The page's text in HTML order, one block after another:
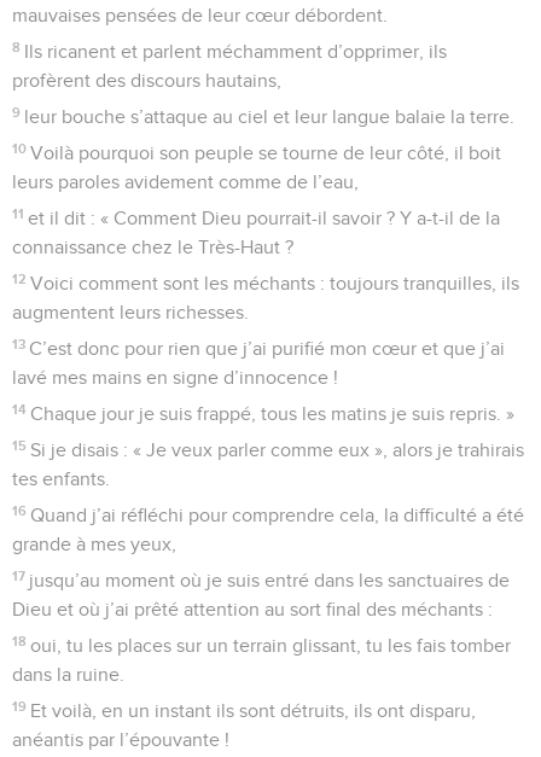
mauvaises pensées de leur cœur débordent.
8 Ils ricanent et parlent méchamment d’opprimer, ils
profèrent des discours hautains,
9 leur bouche s’attaque au ciel et leur langue balaie la terre.
10 Voilà pourquoi son peuple se tourne de leur côté, il boit
leurs paroles avidement comme de l’eau,
11 et il dit : « Comment Dieu pourrait-il savoir ? Y a-t-il de la
connaissance chez le Très-Haut ?
12 Voici comment sont les méchants : toujours tranquilles, ils
augmentent leurs richesses.
13 C’est donc pour rien que j’ai purifié mon cœur et que j’ai
lavé mes mains en signe d’innocence !
14 Chaque jour je suis frappé, tous les matins je suis repris. »
15 Si je disais : « Je veux parler comme eux », alors je trahirais
tes enfants.
16 Quand j’ai réfléchi pour comprendre cela, la difficulté a été
grande à mes yeux,
17 jusqu’au moment où je suis entré dans les sanctuaires de
Dieu et où j’ai prêté attention au sort final des méchants :
18 oui, tu les places sur un terrain glissant, tu les fais tomber
dans la ruine.
19 Et voilà, en un instant ils sont détruits, ils ont disparu,
anéantis par l’épouvante !